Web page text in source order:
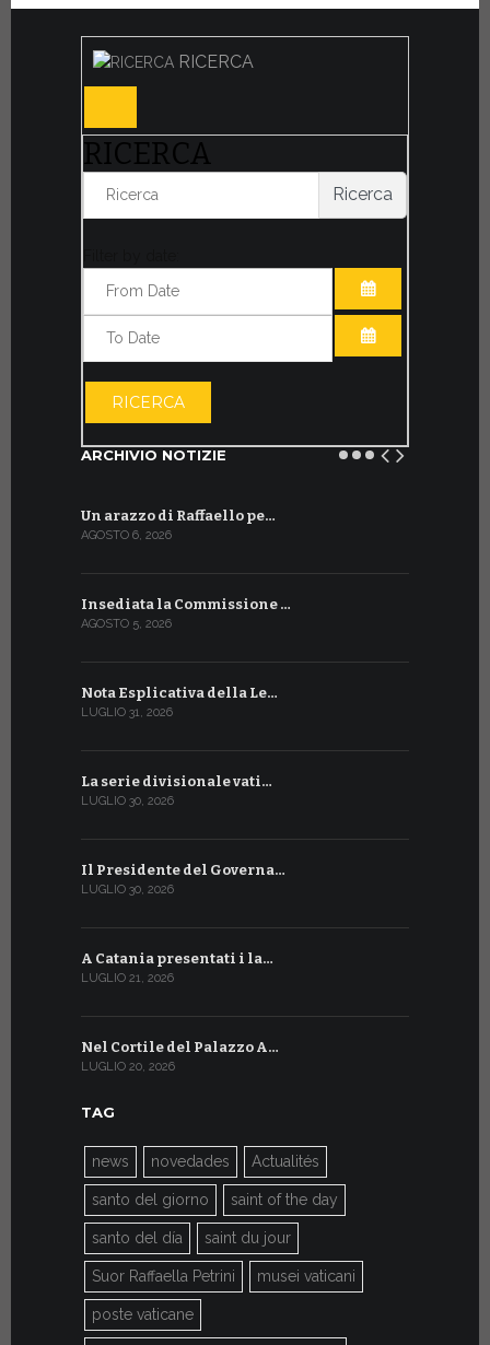
RICERCA
RICERCA
Ricerca
APRI IL
RICERCA
ARCHIVIO NOTIZIE
Un arazzo di Raffaello pe…
AGOSTO 6, 2026
Insediata la Commissione …
AGOSTO 5, 2026
Nota Esplicativa della Le…
LUGLIO 31, 2026
La serie divisionale vati…
LUGLIO 30, 2026
Il Presidente del Governa…
LUGLIO 30, 2026
A Catania presentati i la…
LUGLIO 21, 2026
Nel Cortile del Palazzo A…
LUGLIO 20, 2026
TAG
news novedades Actualités
santo del giorno saint of the day
santo del día saint du jour
Suor Raffaella Petrini musei vaticani
poste vaticane